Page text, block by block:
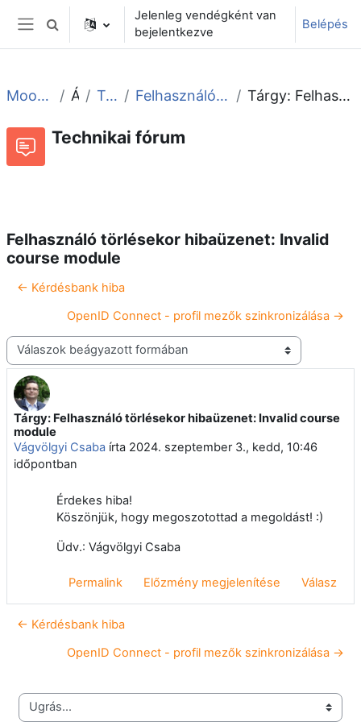
Tovább a fő tartalomhoz
Oldalpanel
Keresési bemeneti adatok váltása
Jelenleg vendégként van
bejelentkezve
Belépés
Moodle tudástár és fórum Általános Technikai fórum Felhasználó törlésekor hibaüzenet: Invalid course module Tárgy: Felhasználó törlésekor hibaüzenet: Invalid course module
Technikai fórum
Felhasználó törlésekor hibaüzenet: Invalid
course module
← Kérdésbank hiba
OpenID Connect - profil mezők szinkronizálása →
Megjelenítési mód
Tárgy: Felhasználó törlésekor hibaüzenet: Invalid course
module
Vágvölgyi Csaba írta 2024. szeptember 3., kedd, 10:46
időpontban
Válaszok szám: 0
Érdekes hiba!
Köszönjük, hogy megoszotottad a megoldást! :)
Üdv.: Vágvölgyi Csaba
Permalink Előzmény megjelenítése Válasz
← Kérdésbank hiba
OpenID Connect - profil mezők szinkronizálása →
Ugrás...